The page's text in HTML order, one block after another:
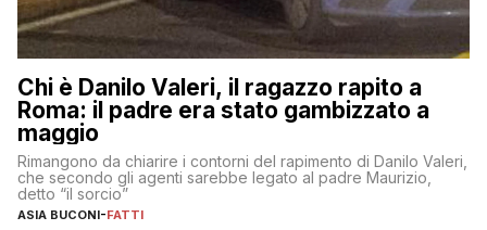
Chi è Danilo Valeri, il ragazzo rapito a
Roma: il padre era stato gambizzato a
maggio
Rimangono da chiarire i contorni del rapimento di Danilo Valeri,
che secondo gli agenti sarebbe legato al padre Maurizio,
detto “il sorcio”
ASIA BUCONI-FATTI